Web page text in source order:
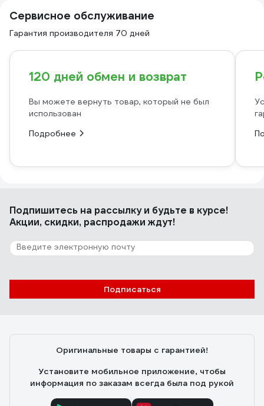
Сервисное обслуживание
Гарантия производителя 70 дней
120 дней обмен и возврат
Вы можете вернуть товар, который не был
использован
Подробнее
Подпишитесь на рассылкуи будьте в курсе!
Акции, скидки, распродажи ждут!
Подписаться
Оригинальные товары с гарантией!
Установите мобильное приложение, чтобы
информация по заказам всегда была под рукой